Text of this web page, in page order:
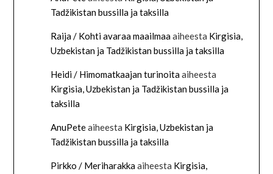
Tadžikistan bussilla ja taksilla
Raija / Kohti avaraa maailmaaaiheesta Kirgisia,
Uzbekistan ja Tadžikistan bussilla ja taksilla
Heidi / Himomatkaajan turinoitaaiheesta
Kirgisia, Uzbekistan ja Tadžikistan bussilla ja
taksilla
AnuPeteaiheesta Kirgisia, Uzbekistan ja
Tadžikistan bussilla ja taksilla
Pirkko / Meriharakkaaiheesta Kirgisia,